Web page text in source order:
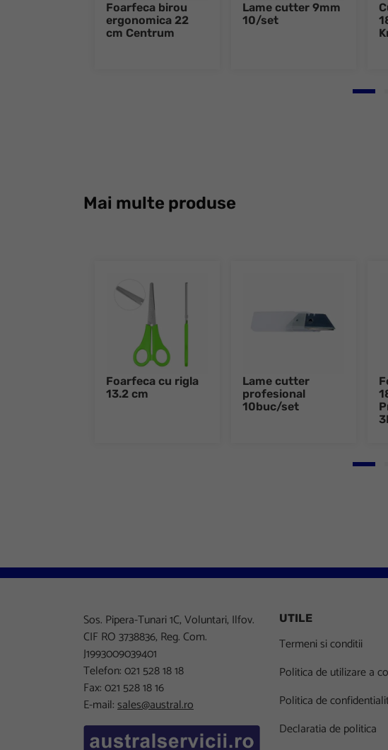
Foarfeca birou
ergonomica 22
cm Centrum
Lame cutter 9mm
10/set
Go to
Mai multe produse
Foarfeca cu rigla
13.2 cm
Lame cutter
profesional
10buc/set
Go to
Sos. Pipera-Tunari 1C, Voluntari, Ilfov.
CIF RO 3738836, Reg. Com.
J1993009039401
Telefon: 021 528 18 18
Fax: 021 528 18 16
E-mail:sales@austral.ro
UTILE
Termeni si conditii
Politica de utilizare a
Politica de
Declaratia de politica